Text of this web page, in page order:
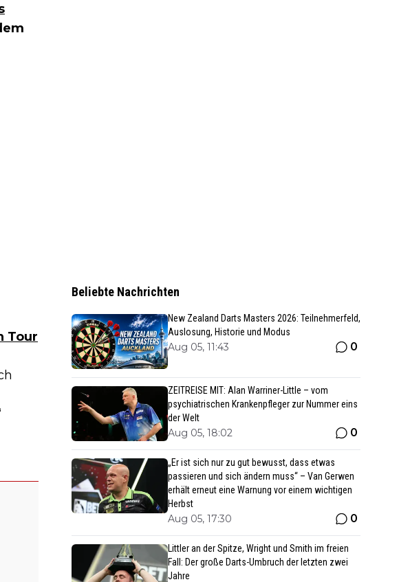
Tour
Beliebte Nachrichten
New Zealand Darts Masters 2026: Teilnehmerfeld,
Auslosung, Historie und Modus
Aug 05, 11:43 0
ZEITREISE MIT: Alan Warriner-Little – vom
psychiatrischen Krankenpfleger zur Nummer eins
der Welt
Aug 05, 18:02 0
„Er ist sich nur zu gut bewusst, dass etwas
passieren und sich ändern muss“ – Van Gerwen
erhält erneut eine Warnung vor einem wichtigen
Herbst
Aug 05, 17:30 0
Littler an der Spitze, Wright und Smith im freien
Fall: Der große Darts-Umbruch der letzten zwei
Jahre